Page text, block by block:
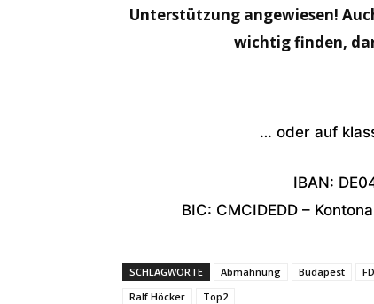
Unterstützung angewiesen!
wichtig finden,
… oder auf
IBAN:
BIC: CMCIDEDD –
SCHLAGWORTE Abmahnung Budapest
Ralf Höcker
Top2